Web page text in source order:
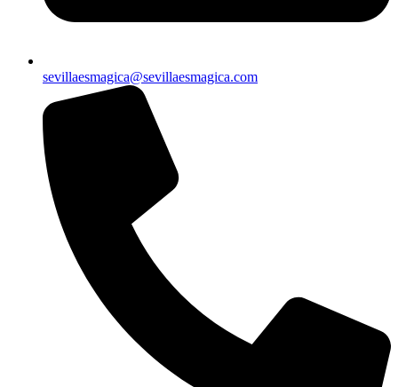
sevillaesmagica@sevillaesmagica.com